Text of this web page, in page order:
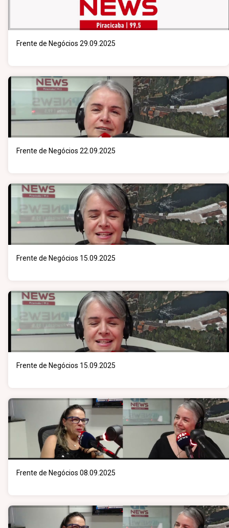
Frente de Negócios 29.09.2025
Frente de Negócios 22.09.2025
Frente de Negócios 15.09.2025
Frente de Negócios 15.09.2025
Frente de Negócios 08.09.2025